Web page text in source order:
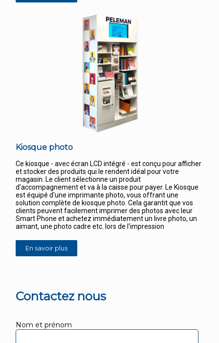
Kiosque photo
Ce kiosque - avec écran LCD intégré - est conçu pour afficher
et stocker des produits qui le rendent idéal pour votre
magasin. Le client sélectionne un produit
d'accompagnement et va à la caisse pour payer. Le Kiosque
est équipé d'une imprimante photo, vous offrant une
solution complète de kiosque photo. Cela garantit que vos
clients peuvent facilement imprimer des photos avec leur
Smart Phone et achetez immédiatement un livre photo, un
aimant, une photo cadre etc. lors de l'impression
En savoir plus
Contactez nous
Nom et prénom